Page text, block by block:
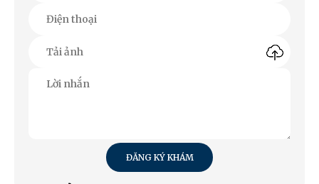
ĐĂNG KÝ KHÁM